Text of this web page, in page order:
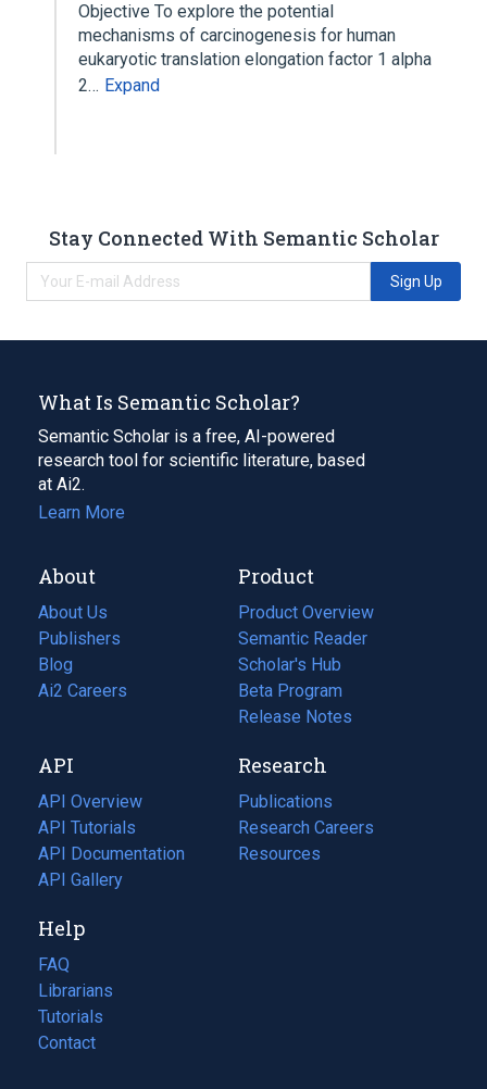
Objective To explore the potential
mechanisms of carcinogenesis for human
eukaryotic translation elongation factor 1 alpha
2… Expand
Stay Connected With Semantic Scholar
Sign Up
What Is Semantic Scholar?
Semantic Scholar is a free, AI-powered
research tool for scientific literature, based
at Ai2.
Learn More
About
About Us
Publishers
Blog
(opens
in
tab)
Ai2 Careers
(opens
new
tab)
Product
Product Overview
Semantic Reader
Scholar's Hub
Beta Program
Release Notes
API
API Overview
API Tutorials
API Documentation
(opens
in
new
tab)
API Gallery
Research
Publications
(opens
in
a
Research Careers
(opens
in
Resources
(opens
Help
FAQ
Librarians
Tutorials
Contact